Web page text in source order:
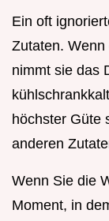
Ein oft
Zutaten.
nimmt sie das
höchster Güte
anderen
Wenn Sie die
Moment, in